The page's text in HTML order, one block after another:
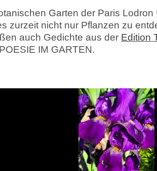
Garten der Paris
zurzeit nicht nur Pflanzen zu
auch Gedichte aus der Edition
IM GARTEN.